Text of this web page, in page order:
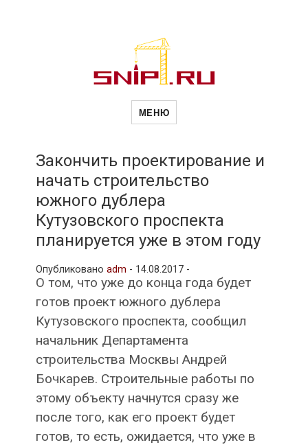
Новости
рубрики
МЕНЮ
Закончить проектирование и
начать строительство
южного дублера
Кутузовского проспекта
планируется уже в этом году
Опубликовано adm - 14.08.2017 -
О том, что уже до конца года будет
готов проект южного дублера
Кутузовского проспекта, сообщил
начальник Департамента
строительства Москвы Андрей
Бочкарев. Строительные работы по
этому объекту начнутся сразу же
после того, как его проект будет
готов, то есть, ожидается, что уже в